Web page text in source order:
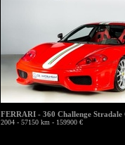
FERRARI - 360 Challenge Stradale
2004 - 57150 km - 159900 €